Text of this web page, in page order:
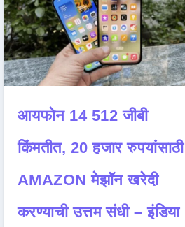
आयफोन 14 512 जीबी
किंमतीत, 20 हजार रुपयांसाठी
AMAZON मेझॉन खरेदी
करण्याची उत्तम संधी – इंडिया